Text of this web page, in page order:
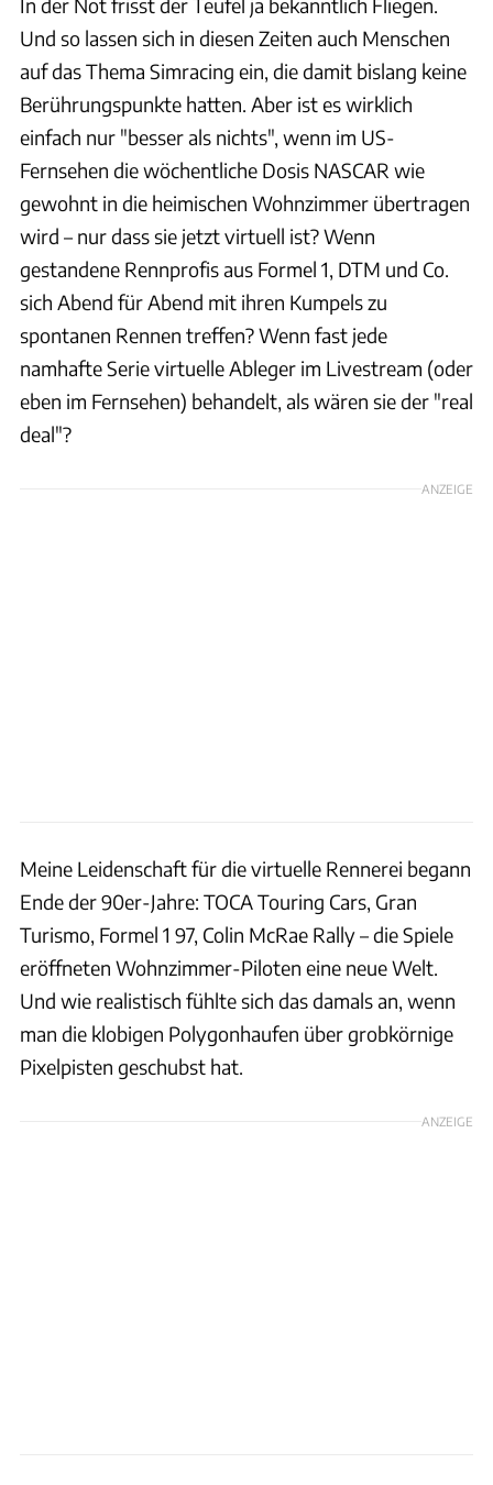
Und so lassen sich in diesen Zeiten auch Menschen
auf das Thema Simracing ein, die damit bislang keine
Berührungspunkte hatten. Aber ist es wirklich
einfach nur "besser als nichts", wenn im US-
Fernsehen die wöchentliche Dosis NASCAR wie
gewohnt in die heimischen Wohnzimmer übertragen
wird – nur dass sie jetzt virtuell ist? Wenn
gestandene Rennprofis aus Formel 1, DTM und Co.
sich Abend für Abend mit ihren Kumpels zu
spontanen Rennen treffen? Wenn fast jede
namhafte Serie virtuelle Ableger im Livestream (oder
eben im Fernsehen) behandelt, als wären sie der "real
deal"?
ANZEIGE
Meine Leidenschaft für die virtuelle Rennerei begann
Ende der 90er-Jahre: TOCA Touring Cars, Gran
Turismo, Formel 1 97, Colin McRae Rally – die Spiele
eröffneten Wohnzimmer-Piloten eine neue Welt.
Und wie realistisch fühlte sich das damals an, wenn
man die klobigen Polygonhaufen über grobkörnige
Pixelpisten geschubst hat.
ANZEIGE